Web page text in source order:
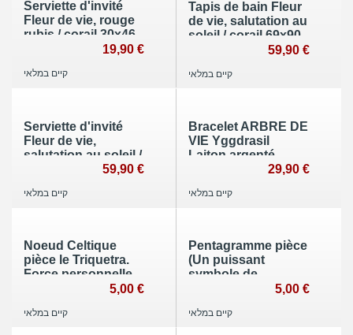
Serviette d'invité
Fleur de vie, rouge
rubis / corail 30x46
19,90 €
קיים במלאי
Tapis de bain Fleur
de vie, salutation au
soleil / corail 69x90
59,90 €
קיים במלאי
Serviette d'invité
Fleur de vie,
salutation au soleil /
corail 30x46 cm59,90 €
קיים במלאי
Bracelet ARBRE DE
VIE Yggdrasil
Laiton argenté
29,90 €
קיים במלאי
Noeud Celtique
pièce le Triquetra.
Force personnelle
5,00 €
קיים במלאי
Pentagramme pièce
(Un puissant
symbole de
5,00 €
קיים במלאי